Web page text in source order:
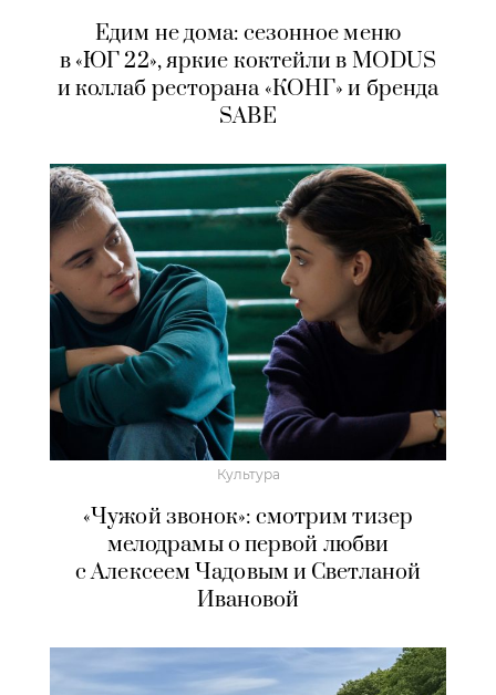
Едим не дома: сезонное меню
в «ЮГ 22», яркие коктейли в MODUS
и коллаб ресторана «КОНГ» и бренда
SABE
Культура
«Чужой звонок»: смотрим тизер
мелодрамы о первой любви
с Алексеем Чадовым и Светланой
Ивановой